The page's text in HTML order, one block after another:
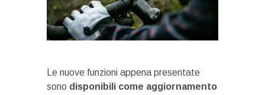
Le nuove funzioni appena presentate
sono disponibili come aggiornamento